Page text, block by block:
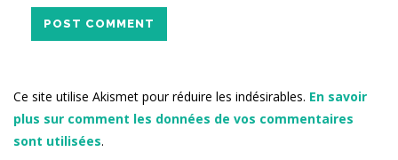
POST COMMENT
Ce site utilise Akismet pour réduire les indésirables. En savoir
plus sur comment les données de vos commentaires
sont utilisées.